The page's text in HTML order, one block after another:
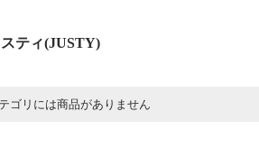
ティ(JUSTY)
ゴリには商品がありません